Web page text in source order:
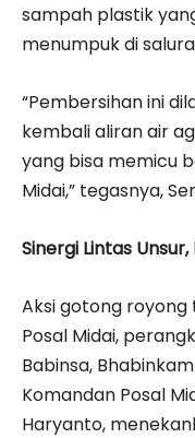
sampah plastik
menumpuk di
“Pembersihan ini
kembali aliran air
yang bisa memicu
Midai,” tegasnya,
Sinergi Lintas
Aksi gotong
Posal Midai,
Babinsa,
Komandan Posal
Haryanto,